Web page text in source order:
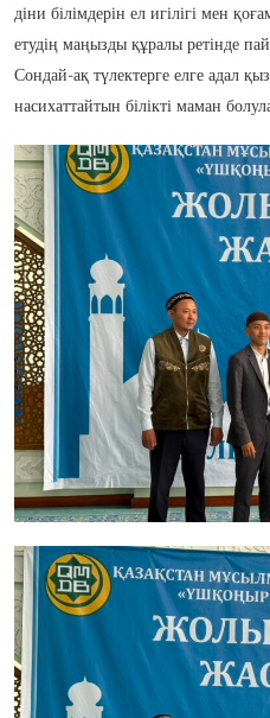
діни білімдерін ел игілігі мен
етудің маңызды құралы ретінде
Сондай-ақ түлектерге елге адал
насихаттайтын білікті маман